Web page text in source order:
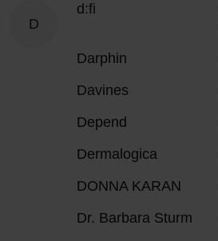
D
d:fi
Darphin
Davines
Depend
Dermalogica
DONNA KARAN
Dr. Barbara Sturm